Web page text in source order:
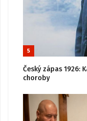
5
Český zápas 1926:
choroby